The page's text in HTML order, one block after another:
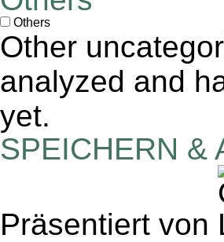
Others
Other
analyzed and
yet.
SPEICHERN &
Präsentiert von